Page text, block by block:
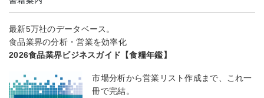
最新5万社のデータベース。
食品業界の分析・営業を効率化
2026食品業界ビジネスガイド【食糧年鑑】
市場分析から営業リスト作成まで、これ一
冊で完結。